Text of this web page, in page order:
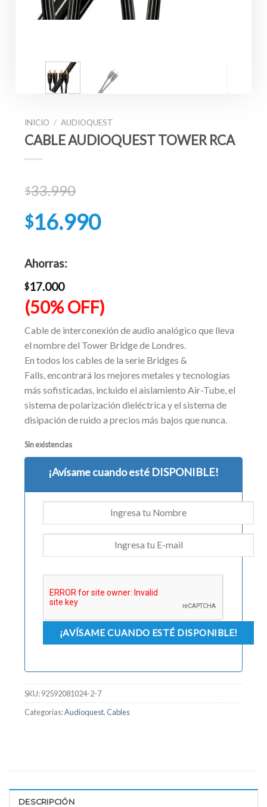
INICIO / AUDIOQUEST
CABLE AUDIOQUEST TOWER RCA
$33.990
El
precio
era:
$33.990.
$16.990
precio
actual
es:
$16.990.
Ahorras:
$17.000
(50% OFF)
Cable de interconexión de audio analógico que lleva
el nombre del Tower Bridge de Londres.
En todos los cables de la serie Bridges &
Falls, encontrará los mejores metales y tecnologías
más sofisticadas, incluido el aislamiento Air-Tube, el
sistema de polarización dieléctrica y el sistema de
disipación de ruido a precios más bajos que nunca.
Sin existencias
¡Avísame cuando esté DISPONIBLE!
SKU:92592081024-2-7
Categorías:Audioquest,Cables
DESCRIPCIÓN